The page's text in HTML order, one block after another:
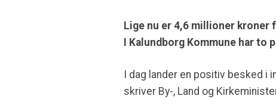
Lige nu er 4,6 millioner
I Kalundborg Kommune har to
I dag lander en positiv besked
skriver By-, Land og